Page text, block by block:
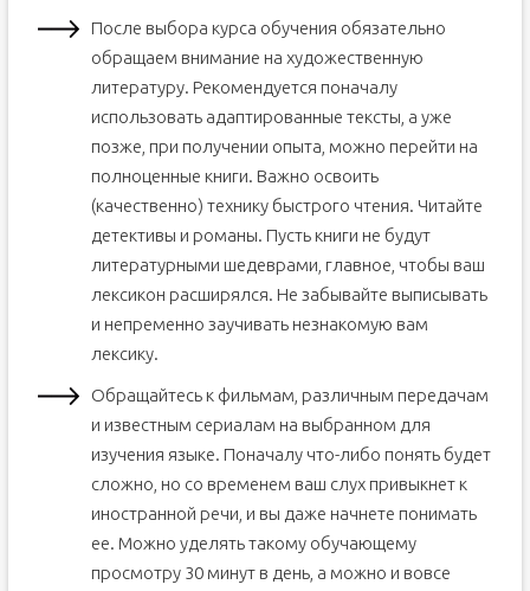
После выбора курса обучения обязательно
обращаем внимание на художественную
литературу. Рекомендуется поначалу
использовать адаптированные тексты, а уже
позже, при получении опыта, можно перейти на
полноценные книги. Важно освоить
(качественно) технику быстрого чтения. Читайте
детективы и романы. Пусть книги не будут
литературными шедеврами, главное, чтобы ваш
лексикон расширялся. Не забывайте выписывать
и непременно заучивать незнакомую вам
лексику.
Обращайтесь к фильмам, различным передачам
и известным сериалам на выбранном для
изучения языке. Поначалу что-либо понять будет
сложно, но со временем ваш слух привыкнет к
иностранной речи, и вы даже начнете понимать
ее. Можно уделять такому обучающему
просмотру 30 минут в день, а можно и вовсе